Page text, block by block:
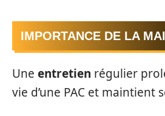
IMPORTANCE DE LA
Une entretien régulier
vie d’une PAC et maintient